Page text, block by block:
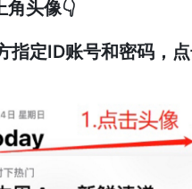
角头像👇
指定ID账号和密码，